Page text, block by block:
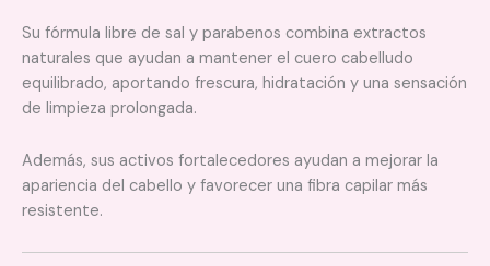
Su fórmula libre de sal y parabenos combina extractos
naturales que ayudan a mantener el cuero cabelludo
equilibrado, aportando frescura, hidratación y una sensación
de limpieza prolongada.
Además, sus activos fortalecedores ayudan a mejorar la
apariencia del cabello y favorecer una fibra capilar más
resistente.